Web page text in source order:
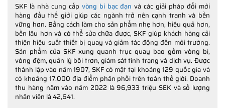
SKF là nhà cung cấp vòng bi bạc đạn và các giải pháp đổi mới
hàng đầu thế giới giúp các ngành trở nên cạnh tranh và bền
vững hơn. Bằng cách làm cho sản phẩm nhẹ hơn, hiệu quả hơn,
bền lâu hơn và có thể sửa chữa được, SKF giúp khách hàng cải
thiện hiệu suất thiết bị quay và giảm tác động đến môi trường.
Sản phẩm của SKF xung quanh trục quay bao gồm vòng bi,
vòng đệm, quản lý bôi trơn, giám sát tình trạng và dịch vụ. Được
thành lập vào năm 1907, SKF có mặt tại khoảng 129 quốc gia và
có khoảng 17.000 địa điểm phân phối trên toàn thế giới. Doanh
thu hàng năm vào năm 2022 là 96,933 triệu SEK và số lượng
nhân viên là 42,641.